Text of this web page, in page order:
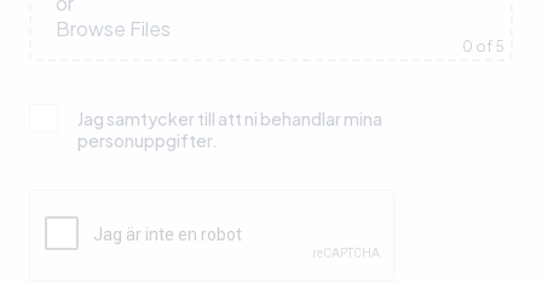
Browse Files
0 of 5
Jag samtycker till att ni behandlar mina
personuppgifter.